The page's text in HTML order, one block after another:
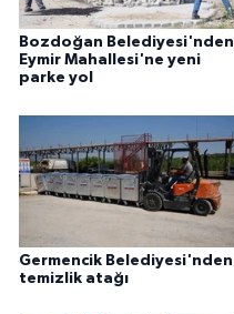
Bozdoğan Belediyesi'nden
Eymir Mahallesi'ne yeni
parke yol
Germencik Belediyesi'nden
temizlik atağı